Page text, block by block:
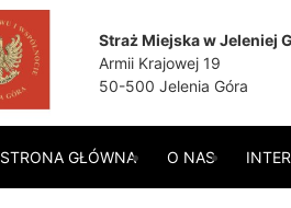
Straż Miejska w Jeleniej
Armii Krajowej 19
50-500 Jelenia Góra
STRONA GŁÓWNA O NAS